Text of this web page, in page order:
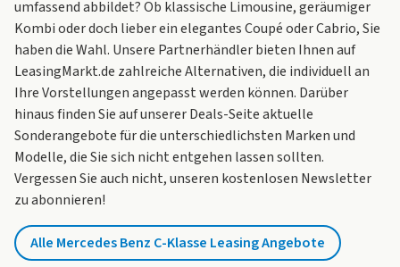
umfassend abbildet? Ob klassische Limousine, geräumiger
Kombi oder doch lieber ein elegantes Coupé oder Cabrio, Sie
haben die Wahl. Unsere Partnerhändler bieten Ihnen auf
LeasingMarkt.de zahlreiche Alternativen, die individuell an
Ihre Vorstellungen angepasst werden können. Darüber
hinaus finden Sie auf unsererDeals-Seiteaktuelle
Sonderangebote für die unterschiedlichsten Marken und
Modelle, die Sie sich nicht entgehen lassen sollten.
Vergessen Sie auch nicht, unseren kostenlosen Newsletter
zu abonnieren!
Alle Mercedes Benz C-Klasse Leasing Angebote